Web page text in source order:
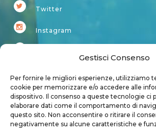
Gestisci Consenso
Per fornire le migliori esperienze, utilizziamo
cookie per memorizzare e/o accedere alle
dispositivo. Il consenso a queste tecnologie ci
elaborare dati come il comportamento di
questo sito. Non acconsentire o ritirare il
negativamente su alcune caratteristiche e
Twitter
Instagram
Account
Login